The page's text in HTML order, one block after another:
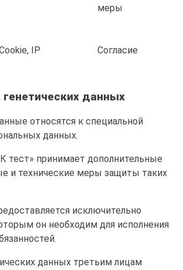
меры
IP Согласие
генетических данных
относятся к специальной
данных.
принимает дополнительные
и технические меры защиты таких
исключительно
он необходим для исполнения
данных третьим лицам